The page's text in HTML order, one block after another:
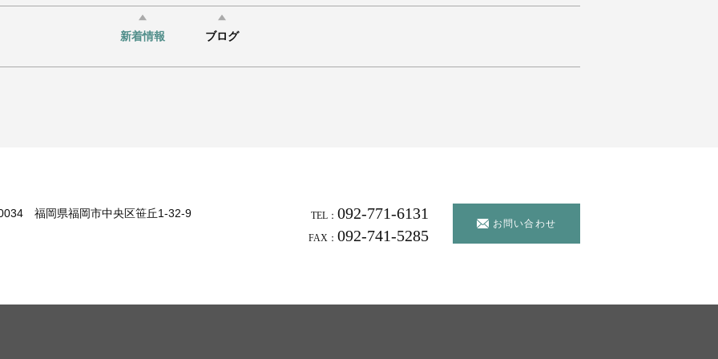
新着情報 ブログ
福岡県福岡市中央区笹丘1-32-9 TEL： 092-771-6131
FAX： 092-741-5285
お問い合わせ